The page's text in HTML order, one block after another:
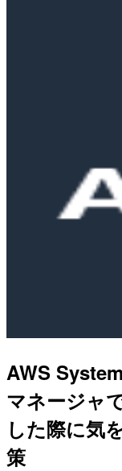
AWS
マネージャ
した際に気
策